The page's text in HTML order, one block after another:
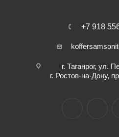
+7 918
г. Таганрог, ул.
г. Ростов-на-Дону,